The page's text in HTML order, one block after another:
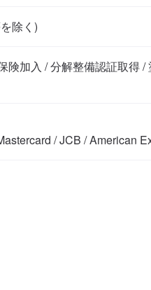
除く)
険加入 / 分解整備認証取得 /
/ JCB / American